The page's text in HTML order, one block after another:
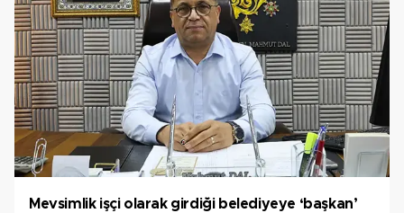
Mevsimlik işçi olarak girdiği belediyeye ‘başkan’